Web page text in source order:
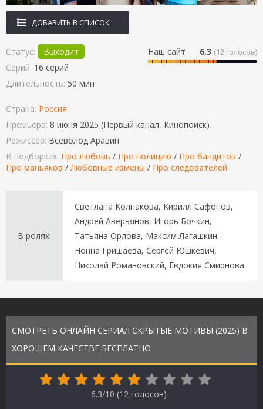
ДОБАВИТЬ В СПИСОК
Наш сайт 6.3 (12 голосов)
Статус:
Выходит
Серий: 16 серий
Длительность: 50 мин
Страна: Россия
Премьера: 8 июня 2025 (Первый канал, Кинопоиск)
Режиссёр: Всеволод Аравин
В подборках: Про любовь / Про полицию / Про бандитов /
Про маньяков / Любовные измены / Про следователей
В ролях:
Светлана Колпакова, Кирилл Сафонов,
Андрей Аверьянов, Игорь Бочкин,
Татьяна Орлова, Максим Лагашкин,
Нонна Гришаева, Сергей Юшкевич,
Николай Романовский, Евдокия Смирнова
СМОТРЕТЬ ОНЛАЙН СЕРИАЛ СКРЫТЫЕ МОТИВЫ (2025) В
ХОРОШЕМ КАЧЕСТВЕ БЕСПЛАТНО
6.3/10 (12 голосов)